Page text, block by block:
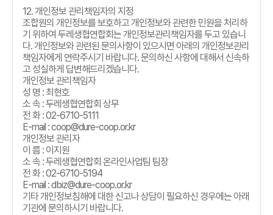
12.개인정보 관리책임자의 지정
조합원의 개인정보를 보호하고 개인정보와 관련한 민원을 처리하
기 위하여 두레생협연합회는 개인정보관리책임자를 두고 있습니
다.개인정보와 관련된 문의사항이 있으시면 아래의 개인정보관리
책임자에게 연락주시기 바랍니다.문의하신 사항에 대해서 신속하
고 성실하게 답변해드리겠습니다.
개인정보 관리책임자
성 명 :최현호
소 속 :두레생협연합회 상무
전 화: 02-6710-5111
E-mail : coop@dure-coop.or.kr
개인정보 관리자
이 름 : 이지원
소 속 :두레생협연합회 온라인사업팀 팀장
전 화: 02-6710-5194
E-mail : dbiz@dure-coop.or.kr
기타 개인정보침해에 대한 신고나 상담이 필요하신 경우에는 아래
기관에 문의하시기 바랍니다.